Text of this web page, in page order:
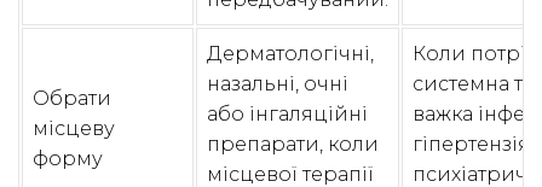
Обрати
місцеву
форму
Дерматологічні,
назальні, очні
або інгаляційні
препарати, коли
місцевої терапії
Коли
системна
важка
гіпертензія,